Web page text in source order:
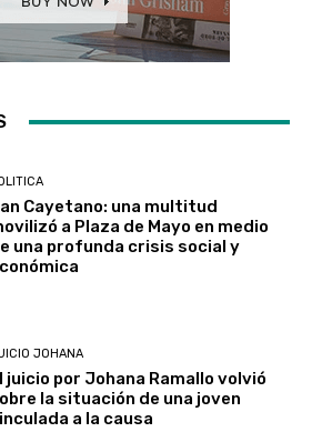
Cayetano: una multitud
a Plaza de Mayo en medio
una profunda crisis social y
JOHANA
juicio por Johana Ramallo volvió
la situación de una joven
a la causa